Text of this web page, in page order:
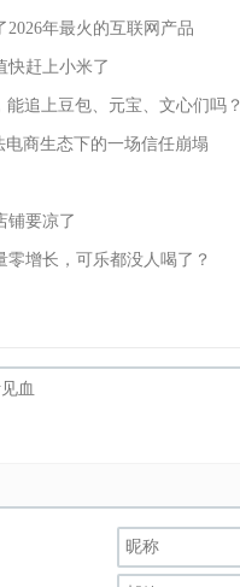
年最火的互联网产品
快赶上小米了
追上豆包、元宝、文心们吗？
电商生态下的一场信任崩塌
铺要凉了
零增长，可乐都没人喝了？